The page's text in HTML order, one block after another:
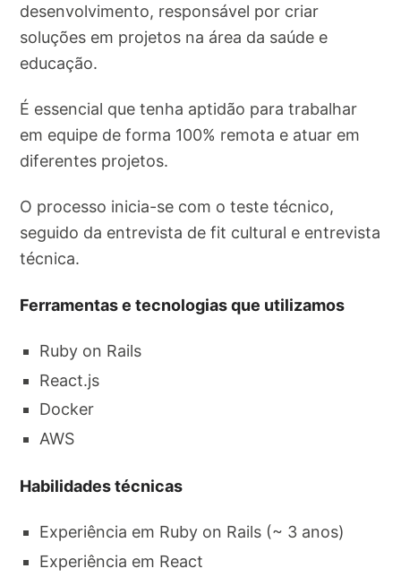
desenvolvimento, responsável por criar
soluções em projetos na área da saúde e
educação.
É essencial que tenha aptidão para trabalhar
em equipe de forma 100% remota e atuar em
diferentes projetos.
O processo inicia-se com o teste técnico,
seguido da entrevista de fit cultural e entrevista
técnica.
Ferramentas e tecnologias que utilizamos
Ruby on Rails
React.js
Docker
AWS
Habilidades técnicas
Experiência em Ruby on Rails (~ 3 anos)
Experiência em React